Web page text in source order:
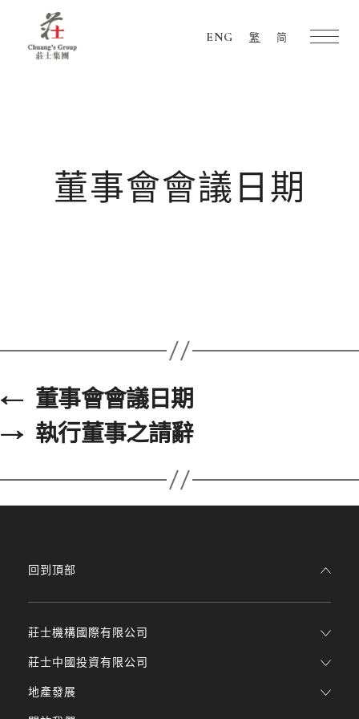
ENG 繁 简
董事會會議日期
← 董事會會議日期
→ 執行董事之請辭
莊士機構國際有限公司
莊士中國投資有限公司
地產發展
回到頂部